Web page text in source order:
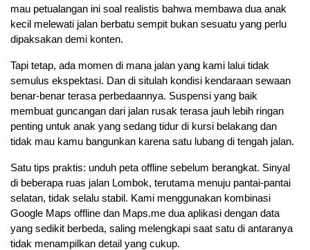
mau petualangan ini soal realistis bahwa membawa dua anak
kecil melewati jalan berbatu sempit bukan sesuatu yang perlu
dipaksakan demi konten.
Tapi tetap, ada momen di mana jalan yang kami lalui tidak
semulus ekspektasi. Dan di situlah kondisi kendaraan sewaan
benar-benar terasa perbedaannya. Suspensi yang baik
membuat guncangan dari jalan rusak terasa jauh lebih ringan
penting untuk anak yang sedang tidur di kursi belakang dan
tidak mau kamu bangunkan karena satu lubang di tengah jalan.
Satu tips praktis: unduh peta offline sebelum berangkat. Sinyal
di beberapa ruas jalan Lombok, terutama menuju pantai-pantai
selatan, tidak selalu stabil. Kami menggunakan kombinasi
Google Maps offline dan Maps.me dua aplikasi dengan data
yang sedikit berbeda, saling melengkapi saat satu di antaranya
tidak menampilkan detail yang cukup.